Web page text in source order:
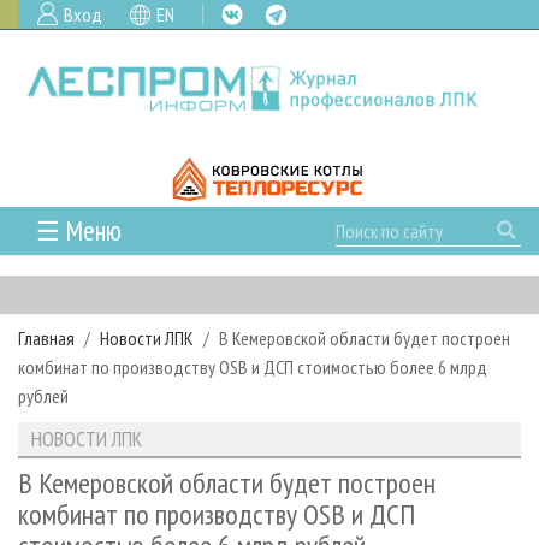
Вход EN
☰ Меню
ГЛАВНАЯ
РУБРИКИ И ТЕМЫ
РУБРИКИ ЖУРНАЛА
ЛЕСНОЕ ХОЗЯЙСТВО
ЛЕСОЗАГОТОВКА
ЛЕСОПИЛЕНИЕ
ДЕРЕВООБРАБОТКА
НОВОСТИ
КАЛЕНДАРЬ СОБЫТИЙ
НОВОСТИ ЛПК
НОВОСТИ ЖУРНАЛА
НОВОСТИ КОМПАНИЙ
ПРОЕКТЫ ЛПИ
АНАЛИТИКА
ПРЕДПРИЯТИЯ ЛПК
ЛЕСНЫЕ РЕГИОНЫ РОССИИ
АРХИВ
АРХИВ ЖУРНАЛОВ
СТАТЬИ
О ЖУРНАЛЕ
ПОДПИСКА
РЕКЛАМОДАТЕЛЯМ
Главная Новости ЛПК
В Кемеровской области будет построен
комбинат по производству OSB и ДСП стоимостью более 6 млрд
рублей
НОВОСТИ ЛПК
В Кемеровской области будет построен
комбинат по производству OSB и ДСП